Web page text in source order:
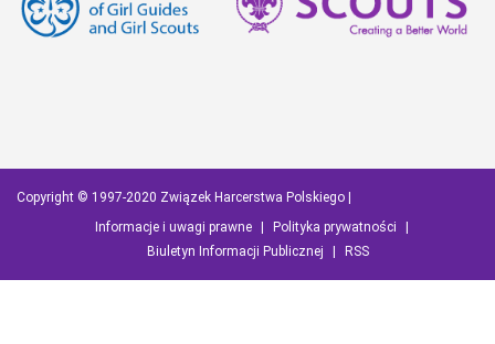
Copyright © 1997-2020 Związek Harcerstwa Polskiego |
Informacje i uwagi prawne
Polityka prywatności
Biuletyn Informacji Publicznej
RSS